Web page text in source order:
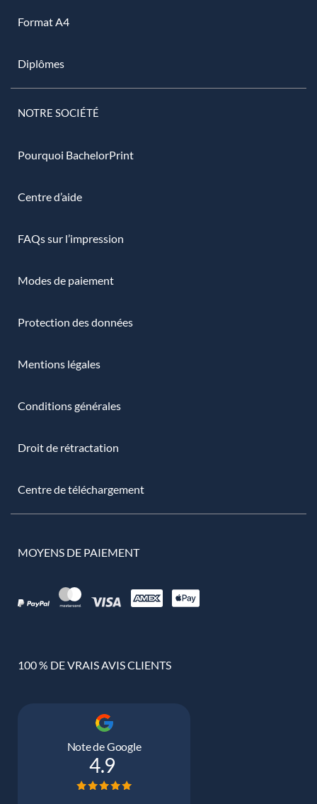
Format A4
Diplômes
NOTRE SOCIÉTÉ
Pourquoi BachelorPrint
Centre d’aide
FAQs sur l’impression
Modes de paiement
Protection des données
Mentions légales
Conditions générales
Droit de rétractation
Centre de téléchargement
MOYENS DE PAIEMENT
100 % DE VRAIS AVIS CLIENTS
Note de Google
4.9